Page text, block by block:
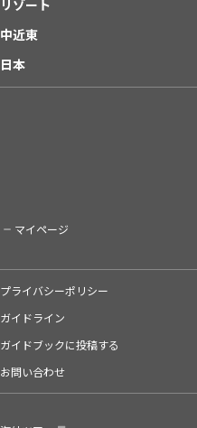
リゾート
中近東
日本
マイページ
プライバシーポリシー
ガイドライン
ガイドブックに投稿する
お問い合わせ